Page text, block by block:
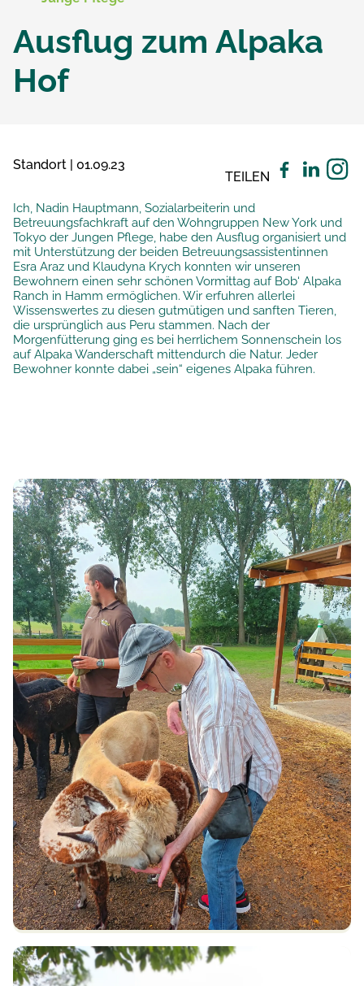
Ausflug zum Alpaka
Hof
Standort | 01.09.23
TEILEN
Ich, Nadin Hauptmann, Sozialarbeiterin und
Betreuungsfachkraft auf den Wohngruppen New York und
Tokyo der Jungen Pflege, habe den Ausflug organisiert und
mit Unterstützung der beiden Betreuungsassistentinnen
Esra Araz und Klaudyna Krych konnten wir unseren
Bewohnern einen sehr schönen Vormittag auf Bob‘ Alpaka
Ranch in Hamm ermöglichen. Wir erfuhren allerlei
Wissenswertes zu diesen gutmütigen und sanften Tieren,
die ursprünglich aus Peru stammen. Nach der
Morgenfütterung ging es bei herrlichem Sonnenschein los
auf Alpaka Wanderschaft mittendurch die Natur. Jeder
Bewohner konnte dabei „sein“ eigenes Alpaka führen.